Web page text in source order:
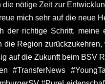
nötige Zeit zur
mich sehr auf die neue
richtige Schritt, meine
die Region
auf die Zukunft beim BSV
#TransferNews